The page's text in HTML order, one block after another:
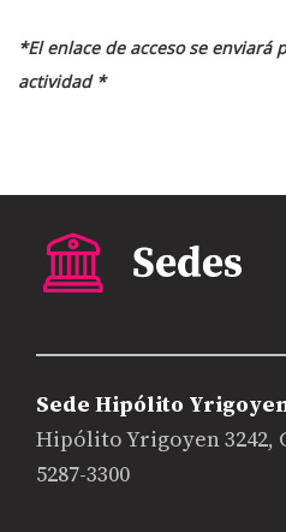
*El enlace de acceso se
actividad *
Sede Hipólito
Hipólito Yrigoyen 3242,
5287-3300